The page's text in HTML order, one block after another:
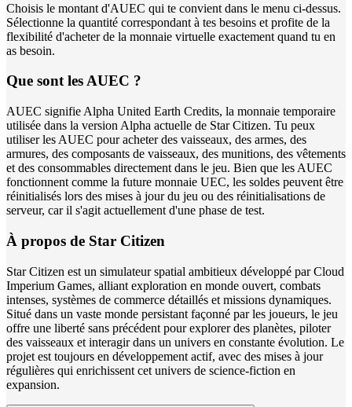
Choisis le montant d'AUEC qui te convient dans le menu ci-dessus.
Sélectionne la quantité correspondant à tes besoins et profite de la
flexibilité d'acheter de la monnaie virtuelle exactement quand tu en
as besoin.
Que sont les AUEC ?
AUEC signifie Alpha United Earth Credits, la monnaie temporaire
utilisée dans la version Alpha actuelle de Star Citizen. Tu peux
utiliser les AUEC pour acheter des vaisseaux, des armes, des
armures, des composants de vaisseaux, des munitions, des vêtements
et des consommables directement dans le jeu. Bien que les AUEC
fonctionnent comme la future monnaie UEC, les soldes peuvent être
réinitialisés lors des mises à jour du jeu ou des réinitialisations de
serveur, car il s'agit actuellement d'une phase de test.
À propos de Star Citizen
Star Citizen est un simulateur spatial ambitieux développé par Cloud
Imperium Games, alliant exploration en monde ouvert, combats
intenses, systèmes de commerce détaillés et missions dynamiques.
Situé dans un vaste monde persistant façonné par les joueurs, le jeu
offre une liberté sans précédent pour explorer des planètes, piloter
des vaisseaux et interagir dans un univers en constante évolution. Le
projet est toujours en développement actif, avec des mises à jour
régulières qui enrichissent cet univers de science-fiction en
expansion.